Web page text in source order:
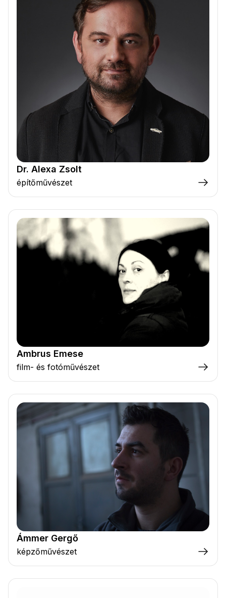
Dr. Alexa Zsolt
építőművészet
Ambrus Emese
film- és fotóművészet
Ámmer Gergő
képzőművészet